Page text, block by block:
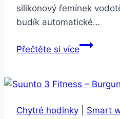
silikonový řemínek
budík automatické…
Přečtěte si víceNokia
černé
Black-
Chytré hodinky Smart